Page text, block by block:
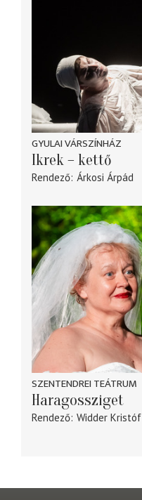
GYULAI VÁRSZÍNHÁZ
Ikrek – kettő
Rendező Árkosi Árpád
SZENTENDREI TEÁTRUM
Haragossziget
Rendező Widder Kristóf